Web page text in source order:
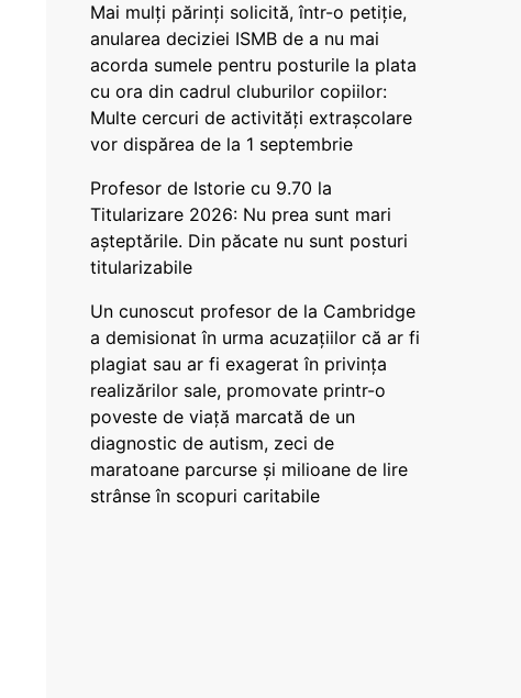
Mai mulți părinți solicită, într-o petiție,
anularea deciziei ISMB de a nu mai
acorda sumele pentru posturile la plata
cu ora din cadrul cluburilor copiilor:
Multe cercuri de activități extrașcolare
vor dispărea de la 1 septembrie
Profesor de Istorie cu 9.70 la
Titularizare 2026: Nu prea sunt mari
așteptările. Din păcate nu sunt posturi
titularizabile
Un cunoscut profesor de la Cambridge
a demisionat în urma acuzațiilor că ar fi
plagiat sau ar fi exagerat în privința
realizărilor sale, promovate printr-o
poveste de viață marcată de un
diagnostic de autism, zeci de
maratoane parcurse și milioane de lire
strânse în scopuri caritabile